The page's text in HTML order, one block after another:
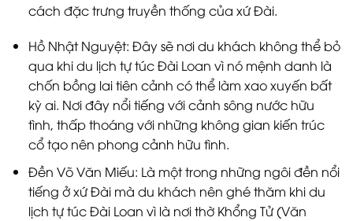
cách đặc trưng truyền thống của xứ Đài.
Hồ Nhật Nguyệt: Đây sẽ nơi du khách không thể bỏ
qua khi du lịch tự túc Đài Loan vì nó mệnh danh là
chốn bồng lai tiên cảnh có thể làm xao xuyến bất
kỳ ai. Nơi đây nổi tiếng với cảnh sông nước hữu
tình, thấp thoáng với những không gian kiến trúc
cổ tạo nên phong cảnh hữu tình.
Đền Võ Văn Miếu: Là một trong những ngôi đền nổi
tiếng ở xứ Đài mà du khách nên ghé thăm khi du
lịch tự túc Đài Loan vì là nơi thờ Khổng Tử (Văn